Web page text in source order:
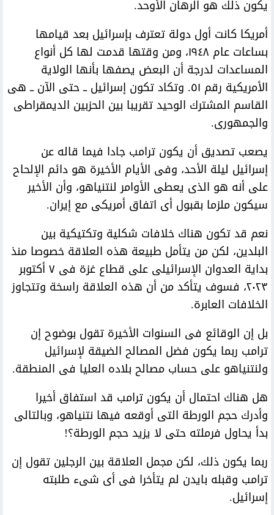
يكون ذلك هو الرهان الأوحد.
أمريكا كانت أول دولة تعترف بإسرائيل بعد قيامها
بساعات عام ١٩٤٨، ومن وقتها قدمت لها كل أنواع
المساعدات لدرجة أن البعض يصفها بأنها الولاية
الأمريكية رقم ٥١. وتكاد تكون إسرائيل ــ حتى الآن ــ هى
القاسم المشترك الوحيد تقريبا بين الحزبين الديمقراطى
والجمهورى.
يصعب تصديق أن يكون ترامب جادا فيما قاله عن
إسرائيل ليلة الأحد، وفى الأيام الأخيرة هو دائم الإلحاح
على أنه هو الذى يعطى الأوامر لنتنياهو، وأن الأخير
سيكون ملزما بقبول أى اتفاق أمريكى مع إيران.
نعم قد تكون هناك خلافات شكلية وتكتيكية بين
البلدين، لكن من يتأمل طبيعة هذه العلاقة خصوصا منذ
بداية العدوان الإسرائيلى على قطاع غزة فى ٧ أكتوبر
٢٠٢٣، فسوف يتأكد من أن هذه العلاقة راسخة وتتجاوز
الخلافات العابرة.
بل إن الوقائع فى السنوات الأخيرة تقول بوضوح إن
ترامب ربما يكون فضل المصالح الضيقة لإسرائيل
ولنتنياهو على حساب مصالح بلاده العليا فى المنطقة.
هل هناك احتمال أن يكون ترامب قد استفاق أخيرا
وأدرك حجم الورطة التى أوقعه فيها نتنياهو، وبالتالى
بدأ يحاول فرملته حتى لا يزيد حجم الورطة؟!
ربما يكون ذلك، لكن مجمل العلاقة بين الرجلين تقول إن
ترامب وقبله بايدن لم يتأخرا فى أى شىء طلبته
إسرائيل.